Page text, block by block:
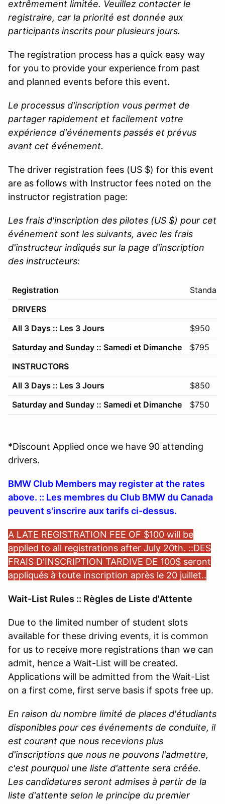
extrêmement limitée. Veuillez contacter le
registraire, car la priorité est donnée aux
participants inscrits pour plusieurs jours.
The registration process has a quick easy way
for you to provide your experience from past
and planned events before this event.
Le processus d'inscription vous permet de
partager rapidement et facilement votre
expérience d'événements passés et prévus
avant cet événement.
The driver registration fees (US $) for this event
are as follows with Instructor fees noted on the
instructor registration page:
Les frais d'inscription des pilotes (US $) pour cet
événement sont les suivants, avec les frais
d'instructeur indiqués sur la page d'inscription
des instructeurs:
Registration
DRIVERS
All 3 Days :: Les 3 Jours
$950
Saturday and Sunday :: Samedi et Dimanche
$795
INSTRUCTORS
All 3 Days :: Les 3 Jours
$850
Saturday and Sunday :: Samedi et Dimanche
$750
*Discount Applied once we have 90 attending
drivers.
BMW Club Members may register at the rates
above. :: Les membres du Club BMW du Canada
peuvent s'inscrire aux tarifs ci-dessus.
A LATE REGISTRATION FEE OF $100 will be
applied to all registrations after July 20th. ::DES
FRAIS D'INSCRIPTION TARDIVE DE 100$ seront
appliqués à toute inscription après le 20 juillet..
Wait-List Rules :: Règles de Liste d'Attente
Due to the limited number of student slots
available for these driving events, it is common
for us to receive more registrations than we can
admit, hence a Wait-List will be created.
Applications will be admitted from the Wait-List
on a first come, first serve basis if spots free up.
En raison du nombre limité de places d'étudiants
disponibles pour ces événements de conduite, il
est courant que nous recevions plus
d'inscriptions que nous ne pouvons l'admettre,
c'est pourquoi une liste d'attente sera créée.
Les candidatures seront admises à partir de la
liste d'attente selon le principe du premier